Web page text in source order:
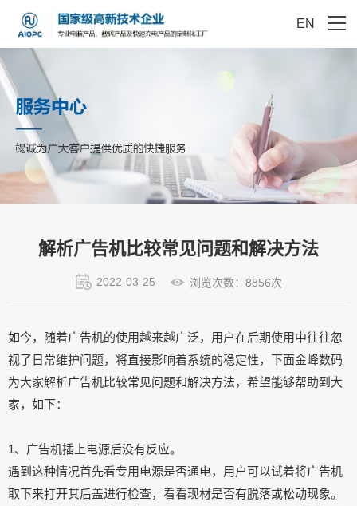
EN
解析广告机比较常见问题和解决方法
2022-03-25 浏览次数：8856次
如今，随着广告机的使用越来越广泛，用户在后期使用中往往忽
视了日常维护问题，将直接影响着系统的稳定性，下面金峰数码
为大家解析广告机比较常见问题和解决方法，希望能够帮助到大
家，如下：
1、广告机插上电源后没有反应。
遇到这种情况首先看专用电源是否通电，用户可以试着将广告机
取下来打开其后盖进行检查，看看现材是否有脱落或松动现象。